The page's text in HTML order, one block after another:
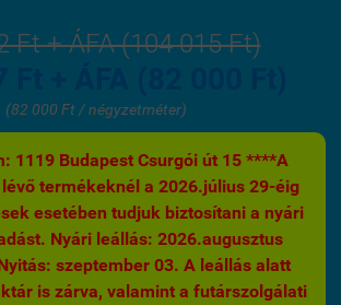
Ft + ÁFA (104 015 Ft)
(82 000 Ft / négyzetméter)
1119 Budapest Csurgói út 15 ****A
termékeknél a 2026.július 29-éig
esetében tudjuk biztosítani a nyári
Nyári leállás: 2026.augusztus
szeptember 03. A leállás alatt
is zárva, valamint a futárszolgálati